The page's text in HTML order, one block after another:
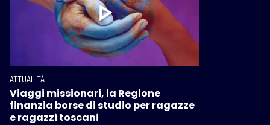
ATTUALITÀ
Viaggi missionari, la Regione
finanzia borse di studio per ragazze
e ragazzi toscani